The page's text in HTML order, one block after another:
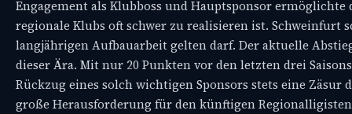
Engagement als Klubboss und Hauptsponsor
regionale Klubs oft schwer zu realisieren ist. Schweinfurt
langjährigen Aufbauarbeit gelten darf. Der aktuelle
dieser Ära. Mit nur 20 Punkten vor den letzten drei
Rückzug eines solch wichtigen Sponsors stets eine
große Herausforderung für den künftigen